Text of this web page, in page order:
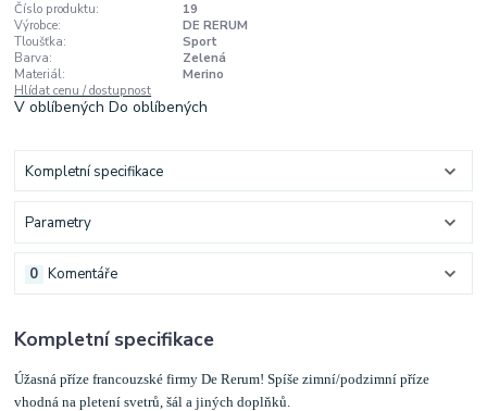
Číslo produktu:
19
Výrobce:
DE RERUM
Tloušťka:
Sport
Barva:
Zelená
Materiál:
Merino
Hlídat cenu / dostupnost
V oblíbenýchDo oblíbených
Kompletní specifikace
Parametry
Komentáře
0
Kompletní specifikace
Úžasná příze francouzské firmy De Rerum! Spíše zimní/podzimní příze
vhodná na pletení svetrů, šál a jiných doplňků.